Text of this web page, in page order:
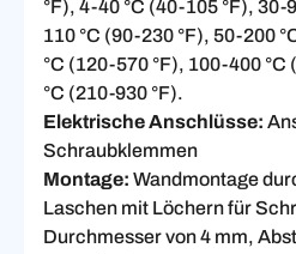
°F), 4-40 °C (40-105 °F), 30-
110 °C (90-230 °F), 50-200
°C (120-570 °F), 100-400
°C (210-930 °F).
Elektrische Anschlüsse:
Schraubklemmen
Montage: Wandmontage
Laschen mit Löchern für
Durchmesser von 4 mm,